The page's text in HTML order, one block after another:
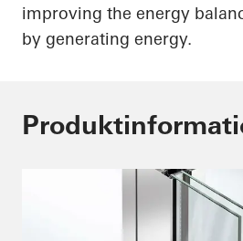
improving the energy
by generating energy.